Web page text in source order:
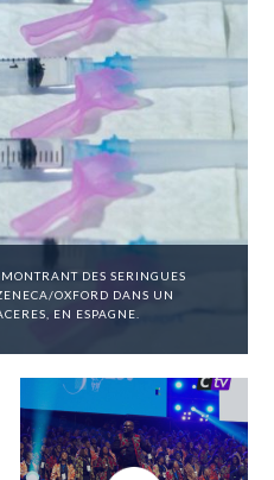
DES SERINGUES
OXFORD DANS UN
EN ESPAGNE.